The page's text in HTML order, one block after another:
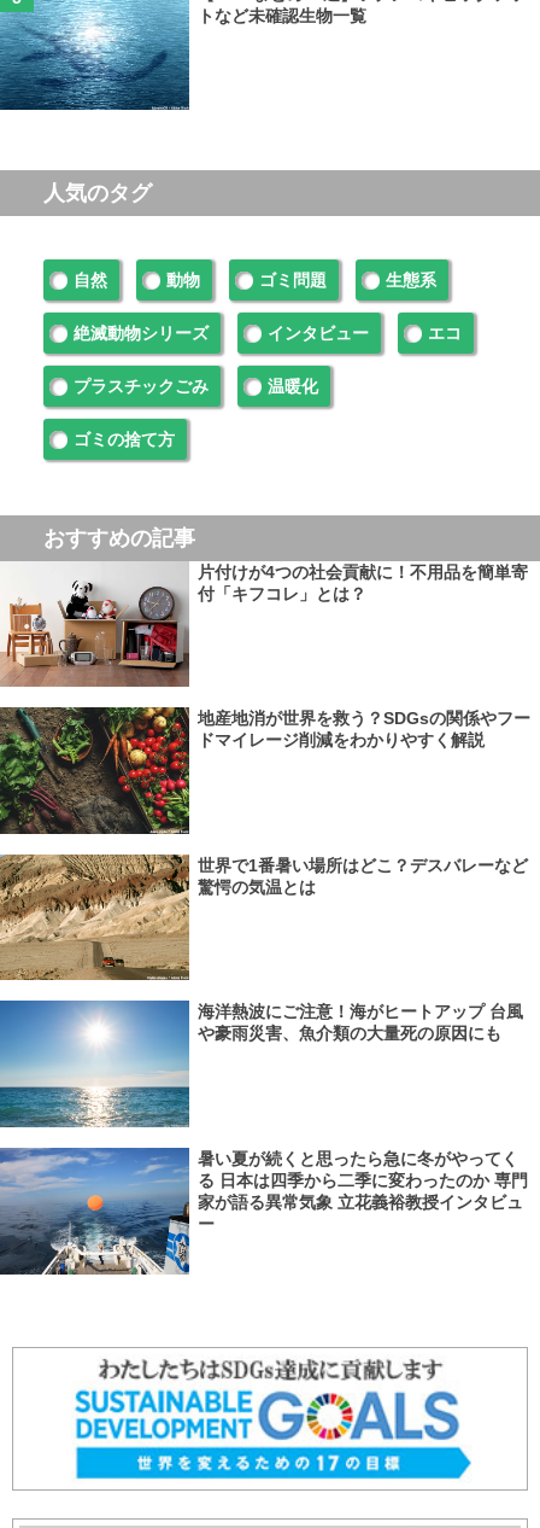
トなど未確認生物一覧
人気のタグ
自然 動物 ゴミ問題 生態系
絶滅動物シリーズ インタビュー エコ
プラスチックごみ 温暖化
ゴミの捨て方
おすすめの記事
片付けが4つの社会貢献に！不用品を簡単寄
付「キフコレ」とは？
地産地消が世界を救う？SDGsの関係やフー
ドマイレージ削減をわかりやすく解説
世界で1番暑い場所はどこ？デスバレーなど
驚愕の気温とは
海洋熱波にご注意！海がヒートアップ 台風
や豪雨災害、魚介類の大量死の原因にも
暑い夏が続くと思ったら急に冬がやってく
る 日本は四季から二季に変わったのか 専門
家が語る異常気象 立花義裕教授インタビュ
ー